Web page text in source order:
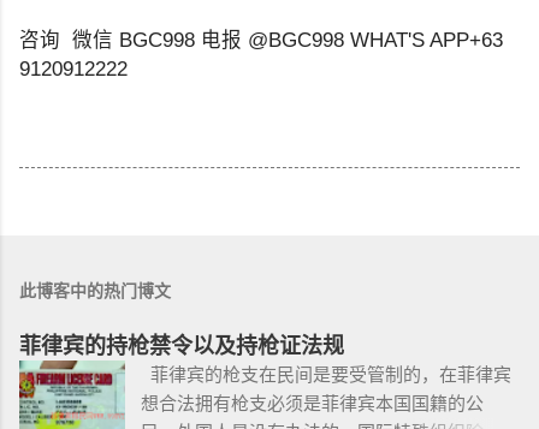
咨询 微信 BGC998 电报 @BGC998 WHAT'S APP+63
9120912222
此博客中的热门博文
菲律宾的持枪禁令以及持枪证法规
菲律宾的枪支在民间是要受管制的，在菲律宾
想合法拥有枪支必须是菲律宾本国国籍的公